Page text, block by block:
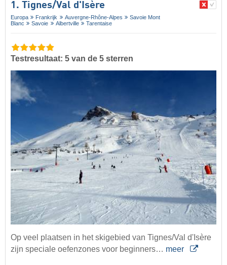
1. Tignes/​Val d'Isère
Europa Frankrijk Auvergne-Rhône-Alpes
Savoie Mont
Blanc
Savoie Albertville Tarentaise
Testresultaat: 5 van de 5 sterren
Op veel plaatsen in het skigebied van Tignes/Val d'Isère
zijn speciale oefenzones voor beginners… meer